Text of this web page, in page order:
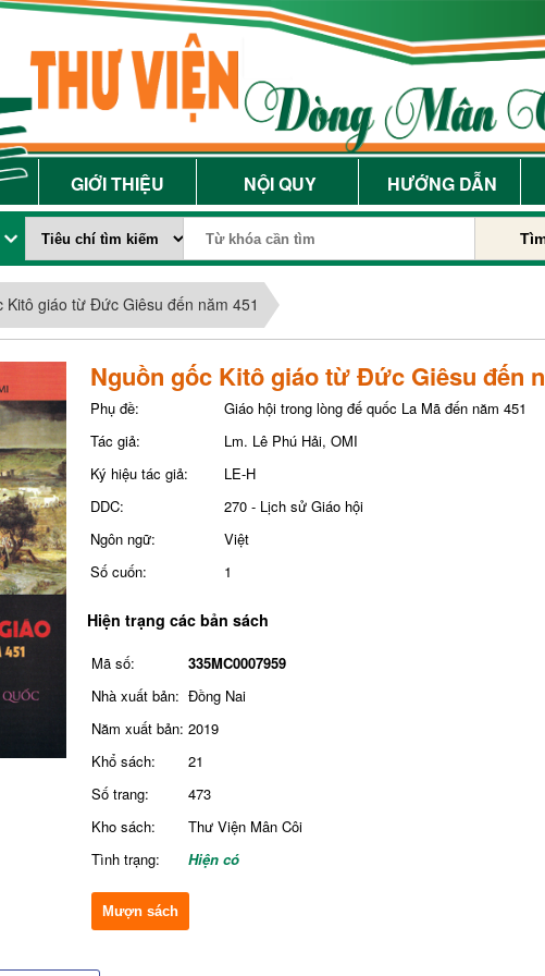
GIỚI THIỆU NỘI QUY HƯỚNG DẪN
Kitô giáo từ Đức Giêsu đến năm 451
Nguồn gốc Kitô giáo từ Đức Giêsu đến
Phụ đề:
Giáo hội trong lòng đế quốc La Mã đến năm 451
Tác giả:
Lm. Lê Phú Hải, OMI
Ký hiệu tác giả:
LE-H
DDC:
270 - Lịch sử Giáo hội
Ngôn ngữ:
Việt
Số cuốn:
1
Hiện trạng các bản sách
Mã số:
335MC0007959
Nhà xuất bản: Đồng Nai
Năm xuất bản: 2019
Khổ sách:
21
Số trang:
473
Kho sách:
Thư Viện Mân Côi
Tình trạng:
Hiện có
Mượn sách